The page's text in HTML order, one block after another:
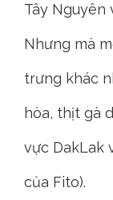
Tây Nguyên
Nhưng mà
trưng khác
hòa, thịt gà
vực DakLak
của Fito).